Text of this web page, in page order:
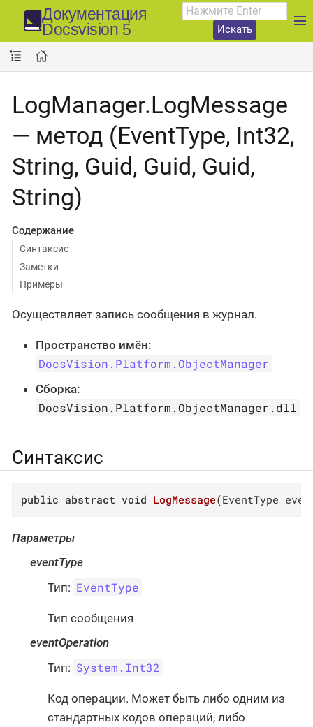
Документация
Docsvision 5
Искать
LogManager.LogMessage
— метод (EventType, Int32,
String, Guid, Guid, Guid,
String)
Содержание
Синтаксис
Заметки
Примеры
Осуществляет запись сообщения в журнал.
Пространство имён:
DocsVision.Platform.ObjectManager
Сборка:
DocsVision.Platform.ObjectManager.dll
Синтаксис
public abstract void LogMessage(EventType
Параметры
eventType
Тип: EventType
Тип сообщения
eventOperation
Тип: System.Int32
Код операции. Может быть либо одним из
стандартных кодов операций, либо